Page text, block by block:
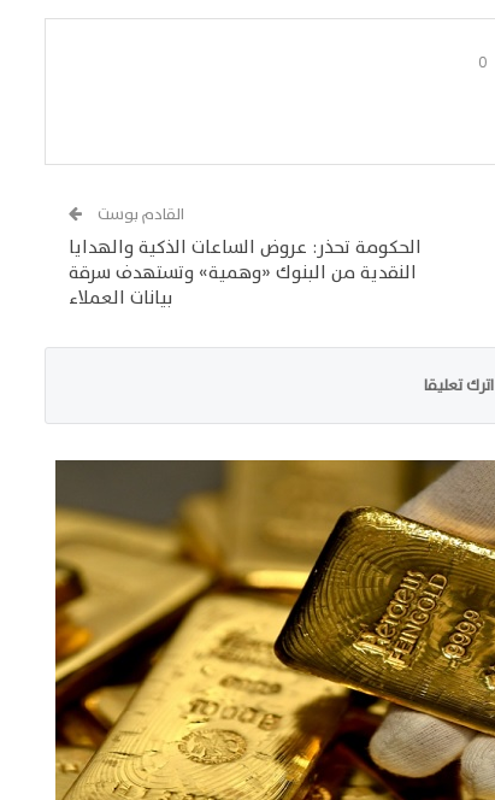
0
القادم بوست
الحكومة تحذر: عروض الساعات الذكية والهدايا
النقدية من البنوك «وهمية» وتستهدف سرقة
بيانات العملاء
اترك تعليقا